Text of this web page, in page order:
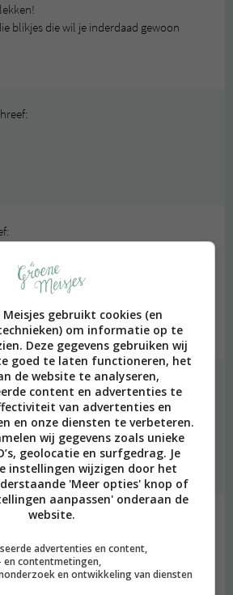
blikjes die wil je inderdaad gewoon
veel plezier, maar het is er nog nooit van
een te bezoeken, note to self;-). En ja
om dat binnenkort toch echt eens te doen
hebt gevonden op de Nieuwe
kun je daar gewoon wel een
Meisjes gebruikt cookies (en
om informatie op te
Deze gegevens gebruiken wij
goed te laten functioneren, het
de website te analyseren,
content en advertenties te
van advertenties en
en onze diensten te verbeteren.
wij gegevens zoals unieke
geolocatie en surfgedrag. Je
instellingen wijzigen door het
'Meer opties' knop of
aanpassen' onderaan de
website.
advertenties en content,
en contentmetingen,
en ontwikkeling van diensten